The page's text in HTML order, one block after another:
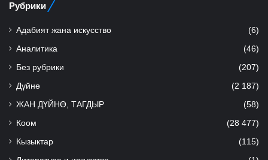
Рубрики
Адабият жана искусство (6)
Аналитика (46)
Без рубрики (207)
Дүйнө (2 187)
ЖАН ДҮЙНӨ, ТАГДЫР (58)
Коом (28 477)
Кызыктар (115)